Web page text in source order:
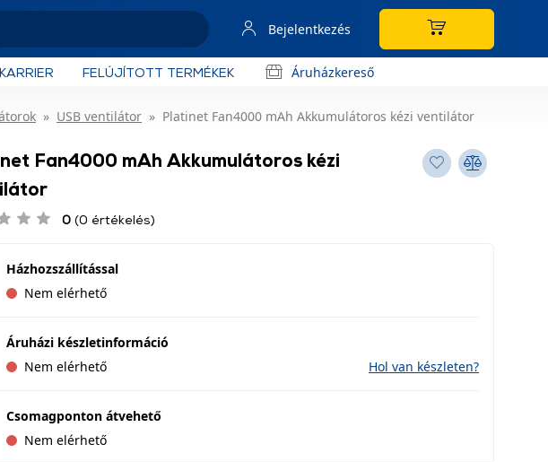
Bejelentkezés
KARRIER FELÚJÍTOTT TERMÉKEK Áruházkereső
USB ventilátor Platinet Fan4000 mAh Akkumulátoros kézi ventilátor
Fan4000 mAh Akkumulátoros kézi
0 (0 értékelés)
Házhozszállítással
Nem elérhető
Áruházi készletinformáció
Nem elérhető
Hol van készleten?
Csomagponton átvehető
Nem elérhető